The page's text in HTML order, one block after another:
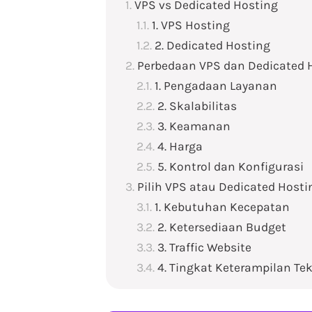
VPS vs Dedicated Hosting
1. VPS Hosting
2. Dedicated Hosting
Perbedaan VPS dan Dedicated
1. Pengadaan Layanan
2. Skalabilitas
3. Keamanan
4. Harga
5. Kontrol dan Konfigurasi
Pilih VPS atau Dedicated
1. Kebutuhan Kecepatan
2. Ketersediaan Budget
3. Traffic Website
4. Tingkat Keterampilan